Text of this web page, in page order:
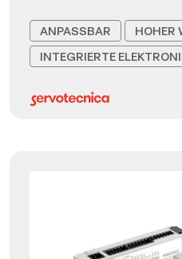
ANPASSBAR
HOHER
INTEGRIERTE